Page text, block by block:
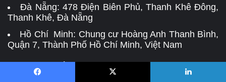
Đà Nẵng:478 Điện Biên Phủ, Thanh Khê Đông,
Thanh Khê, Đà Nẵng
Hồ Chí Minh: Chung cư Hoàng Anh Thanh Bình,
Quận 7, Thành Phố Hồ Chí Minh, Việt Nam
+ Email: Mọi Ý Kiến Đóng Góp Xin Gửi Thư Về
info@topnlist.com